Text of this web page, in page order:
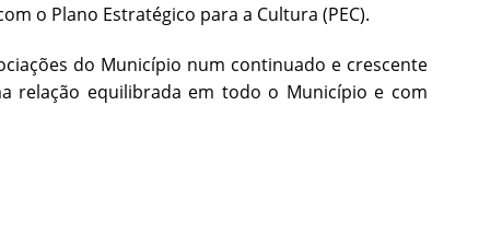
o Plano Estratégico para a Cultura (PEC).
do Município num continuado e crescente
relação equilibrada em todo o Município e com